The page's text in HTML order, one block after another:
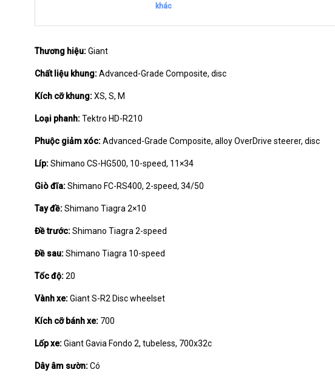
khác
Thương hiệu:Giant
Chất liệu khung:Advanced-Grade Composite, disc
Kích cỡ khung:XS, S, M
Loại phanh:Tektro HD-R210
Phuộc giảm xóc:Advanced-Grade Composite, alloy OverDrive steerer, disc
Líp:Shimano CS-HG500, 10-speed, 11×34
Giò đĩa:Shimano FC-RS400, 2-speed, 34/50
Tay đề:Shimano Tiagra 2×10
Đề trước:Shimano Tiagra 2-speed
Đề sau:Shimano Tiagra 10-speed
Tốc độ:20
Vành xe:Giant S-R2 Disc wheelset
Kích cỡ bánh xe: 700
Lốp xe:Giant Gavia Fondo 2, tubeless, 700x32c
Dây âm sườn:Có